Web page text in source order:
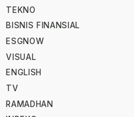
TEKNO
BISNIS FINANSIAL
ESGNOW
VISUAL
ENGLISH
TV
RAMADHAN